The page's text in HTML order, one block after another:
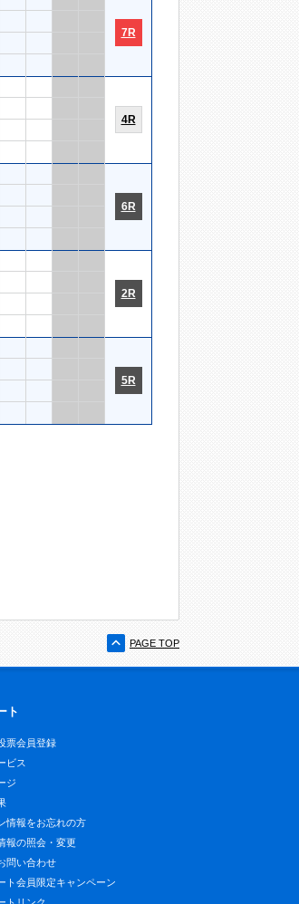
7R
4R
6R
2R
5R
PAGE TOP
ト
票会員登録
ビス
ジ
情報をお忘れの方
報の照会・変更
問い合わせ
ト会員限定キャンペーン